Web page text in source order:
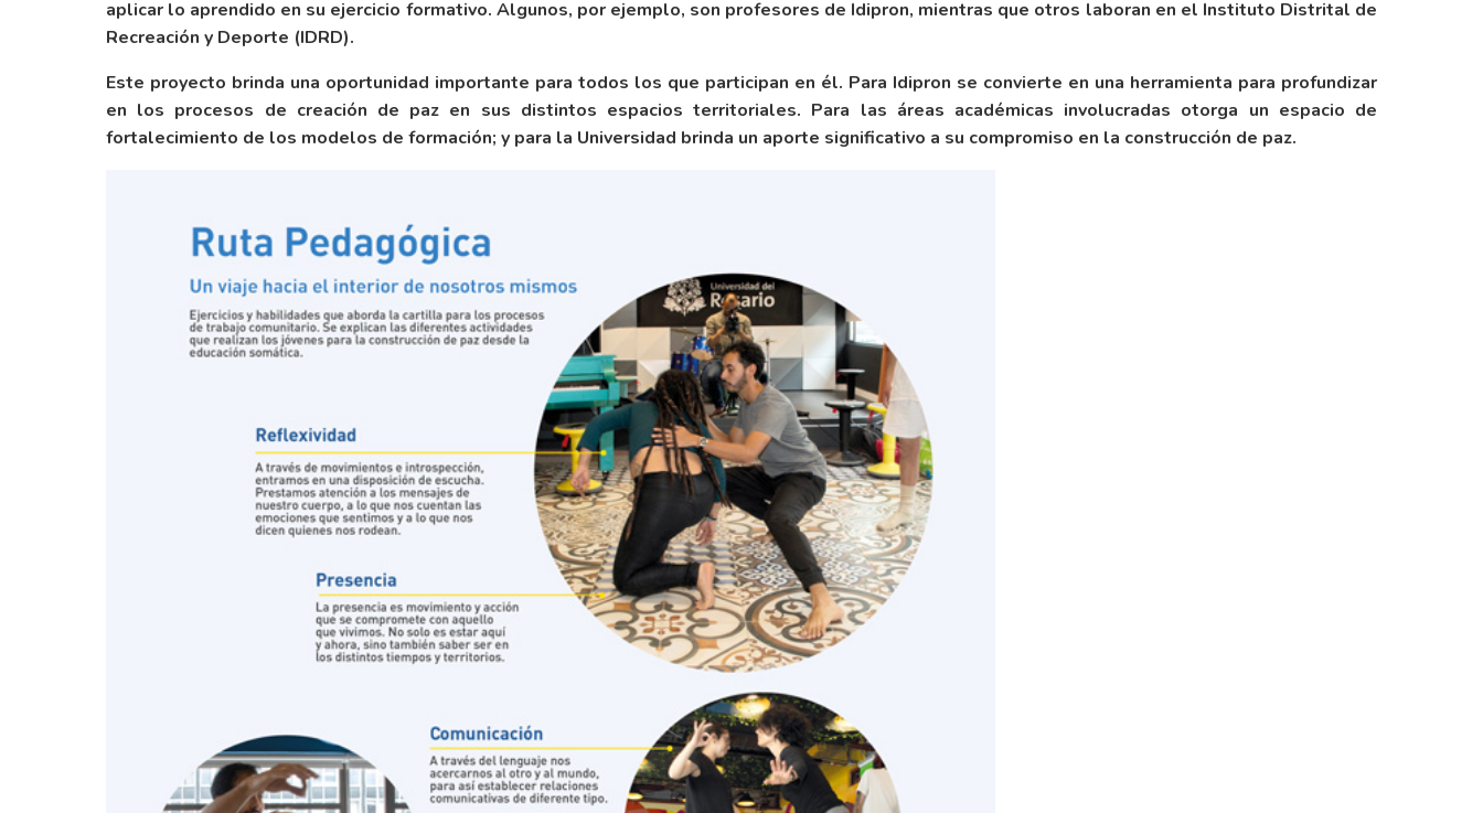
aplicar lo aprendido en su ejercicio formativo. Algunos, por ejemplo, son profesores de Idipron, mientras que otros laboran en el Instituto Distrital de
Recreación y Deporte (IDRD).
Este proyecto brinda una oportunidad importante para todos los que participan en él. Para Idipron se convierte en una herramienta para profundizar
en los procesos de creación de paz en sus distintos espacios territoriales. Para las áreas académicas involucradas otorga un espacio de
fortalecimiento de los modelos de formación; y para la Universidad brinda un aporte significativo a su compromiso en la construcción de paz.